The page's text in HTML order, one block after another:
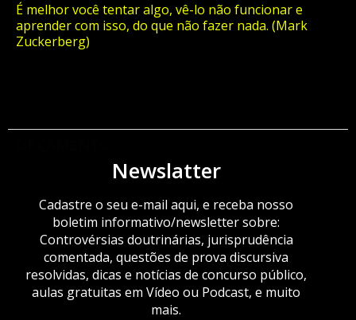
É melhor você tentar algo, vê-lo não funcionar e
aprender com isso, do que não fazer nada. (Mark
Zuckerberg)
Newslatter
Cadastre o seu e-mail aqui, e receba nosso
boletim informativo/newsletter sobre:
Controvérsias doutrinárias, jurisprudência
comentada, questões de prova discursiva
resolvidas, dicas e notícias de concurso público,
aulas gratuitas em Vídeo ou Podcast, e muito
mais.